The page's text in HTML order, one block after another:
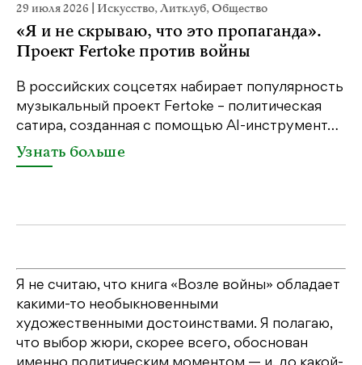
29 июля 2026 Искусство,Литклуб,Общество
«Я и не скрываю, что это пропаганда».
Проект Fertoke против войны
В российских соцсетях набирает популярность
музыкальный проект Fertoke – политическая
сатира, созданная с помощью AI-инструмент…
Узнать больше
Я не считаю, что книга «Возле войны» обладает
какими-то необыкновенными
художественными достоинствами. Я полагаю,
что выбор жюри, скорее всего, обоснован